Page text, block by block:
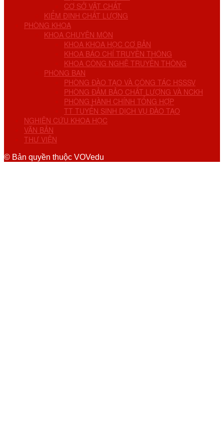
CƠ SỞ VẬT CHẤT
KIỂM ĐỊNH CHẤT LƯỢNG
PHÒNG KHOA
KHOA CHUYÊN MÔN
KHOA KHOA HỌC CƠ BẢN
KHOA BÁO CHÍ TRUYỀN THÔNG
KHOA CÔNG NGHỆ TRUYỀN THÔNG
PHÒNG BAN
PHÒNG ĐÀO TẠO VÀ CÔNG TÁC HSSSV
PHÒNG ĐẢM BẢO CHẤT LƯỢNG VÀ NCKH
PHÒNG HÀNH CHÍNH TỔNG HỢP
TT TUYỂN SINH DỊCH VỤ ĐÀO TẠO
NGHIÊN CỨU KHOA HỌC
VĂN BẢN
THƯ VIỆN
© Bản quyền thuộc VOVedu